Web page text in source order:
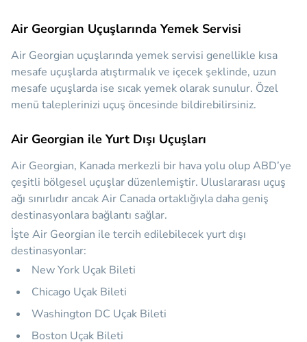
Air Georgian Uçuşlarında Yemek Servisi
Air Georgian uçuşlarında yemek servisi genellikle kısa
mesafe uçuşlarda atıştırmalık ve içecek şeklinde, uzun
mesafe uçuşlarda ise sıcak yemek olarak sunulur. Özel
menü taleplerinizi uçuş öncesinde bildirebilirsiniz.
Air Georgian ile Yurt Dışı Uçuşları
Air Georgian, Kanada merkezli bir hava yolu olup ABD’ye
çeşitli bölgesel uçuşlar düzenlemiştir. Uluslararası uçuş
ağı sınırlıdır ancak Air Canada ortaklığıyla daha geniş
destinasyonlara bağlantı sağlar.
İşte Air Georgian ile tercih edilebilecek yurt dışı
destinasyonlar:
New York Uçak Bileti
Chicago Uçak Bileti
Washington DC Uçak Bileti
Boston Uçak Bileti